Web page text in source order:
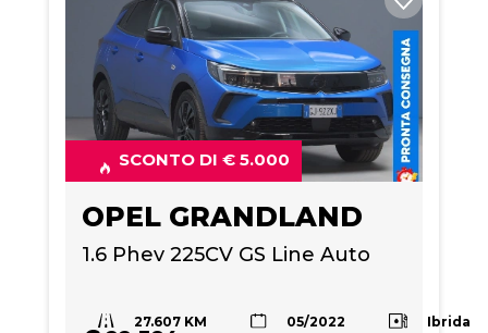
SCONTO DI € 5.000
OPEL GRANDLAND
1.6 Phev 225CV GS Line Auto
27.607 KM 05/2022 Ibrida